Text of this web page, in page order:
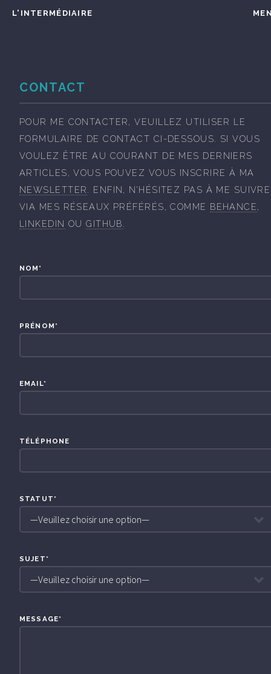
L'INTERMÉDIAIRE
CONTACT
POUR ME CONTACTER, VEUILLEZ UTILISER LE
FORMULAIRE DE CONTACT CI-DESSOUS. SI VOUS
VOULEZ ÊTRE AU COURANT DE MES DERNIERS
ARTICLES, VOUS POUVEZ VOUS INSCRIRE À MA
NEWSLETTER
. ENFIN, N’HÉSITEZ PAS À ME SUIVRE
VIA MES RÉSEAUX PRÉFÉRÉS, COMME BEHANCE,
LINKEDIN OUGITHUB
NOM*
PRÉNOM*
EMAIL*
TÉLÉPHONE
STATUT*
SUJET*
MESSAGE*